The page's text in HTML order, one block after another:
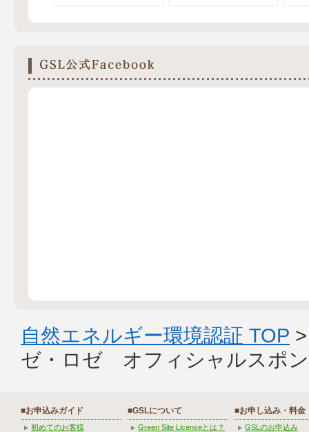
自然エネルギー環境認証 TOP
ゼ・ロゼ オフィシャルスポ
■お申込みガイド
初めてのお客様
■GSLについて
Green Site Licenseとは？
■お申し込み・料金
GSLのお申込み